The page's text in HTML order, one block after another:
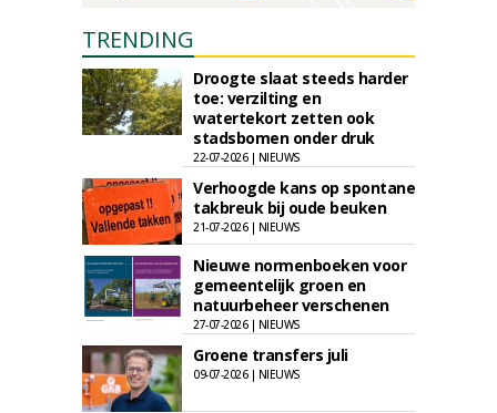
TRENDING
Droogte slaat steeds harder
toe: verzilting en
watertekort zetten ook
stadsbomen onder druk
22-07-2026 | NIEUWS
Verhoogde kans op spontane
takbreuk bij oude beuken
21-07-2026 | NIEUWS
Nieuwe normenboeken voor
gemeentelijk groen en
natuurbeheer verschenen
27-07-2026 | NIEUWS
Groene transfers juli
09-07-2026 | NIEUWS